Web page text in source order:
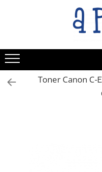
Toner Canon C-